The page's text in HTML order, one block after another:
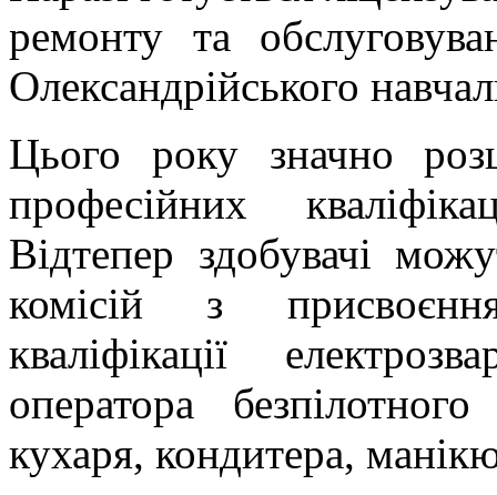
ремонту та
Олександрійського
Цього року значно
професійних
Відтепер здобувачі
комісій з
кваліфікації
оператора
кухаря, кондитера,